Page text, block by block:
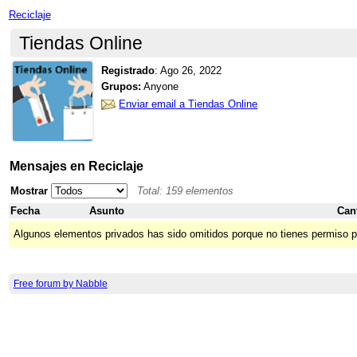
Reciclaje
Tiendas Online
Registrado:Ago 26, 2022
Grupos: Anyone
Enviar email a Tiendas Online
Mensajes en Reciclaje
Mostrar
Total: 159 elementos
Fecha
Asunto
Algunos elementos privados has sido omitidos porque no tienes permiso
Free forum by Nabble